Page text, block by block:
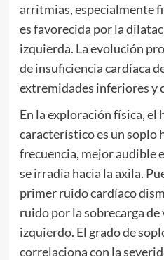
arritmias, especialmente
es favorecida por la
izquierda. La evolución
de insuficiencia cardíaca
extremidades inferiores y
En la exploración física, el
característico es un soplo
frecuencia, mejor audible
se irradia hacia la axila.
primer ruido cardíaco
ruido por la sobrecarga
izquierdo. El grado de
correlaciona con la